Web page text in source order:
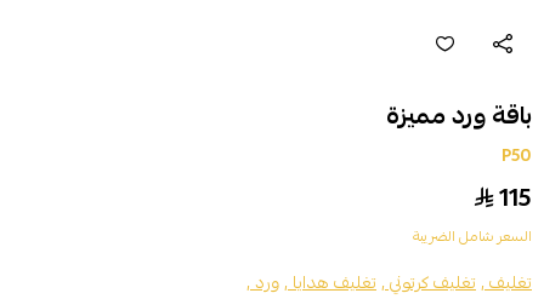
باقة ورد مميزة
P50
115
السعر شامل الضريبة
تغليف ,تغليف كرتوني ,تغليف هدايا ,ورد ,